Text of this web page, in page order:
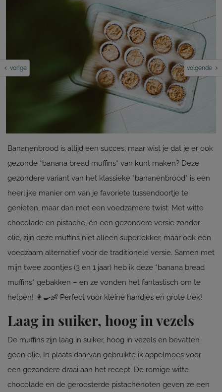
vorige volgende
Bananenbrood is altijd een succes, maar wist je dat je er ook
gezonde *banana bread muffins* van kunt maken? Deze
gezondere variant van het klassieke *bananenbrood* is een
heerlijke manier om van je favoriete tussendoortje te
genieten, maar dan met een voedzamere twist. Met witte
chocolade en pistache, én een gezondere versie zonder
olie, zijn deze muffins niet alleen superlekker, maar ook een
voedzaam alternatief voor de traditionele versie. Samen met
mijn twee zoontjes (3 en 1 jaar) heb ik deze *banana bread
muffins* gebakken – en ze vonden het fantastisch om te
helpen! 👩‍🍳👶 Perfect voor kleine handjes en grote trek!
Laag in suiker, hoog in vezels
De muffins zijn laag in suiker, hoog in vezels en bevatten
geen olie. In plaats daarvan gebruikte ik appelmoes voor
een gezondere draai aan het recept. De romige witte
chocolade en de geroosterde pistachenoten geven ze een